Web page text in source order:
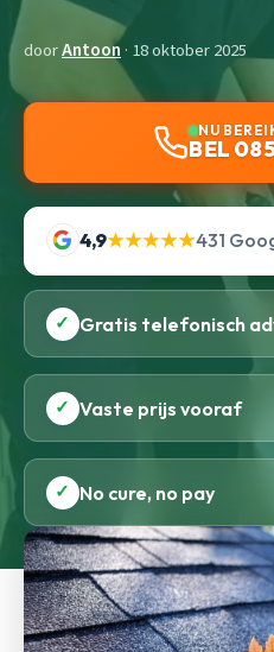
doorAntoon · 18 oktober 2025
NU
BEL
4,9★★★★★431
✓ Gratis telefonisch
✓ Vaste prijs vooraf
✓ No cure, no pay